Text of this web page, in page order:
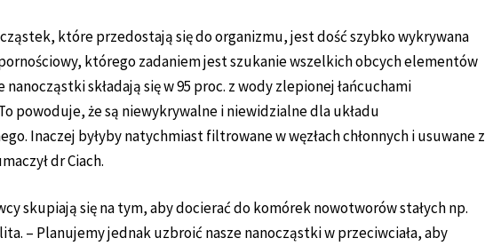
które przedostają się do organizmu, jest dość szybko wykrywana
którego zadaniem jest szukanie wszelkich obcych elementów
nanocząstki składają się w 95 proc. z wody zlepionej łańcuchami
powoduje, że są niewykrywalne i niewidzialne dla układu
Inaczej byłyby natychmiast filtrowane w węzłach chłonnych i usuwane z
dr Ciach.
skupiają się na tym, aby docierać do komórek nowotworów stałych np.
– Planujemy jednak uzbroić nasze nanocząstki w przeciwciała, aby